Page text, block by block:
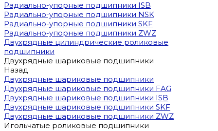
Радиально-упорные подшипники ISB
Радиально-упорные подшипники NSK
Радиально-упорные подшипники SKF
Радиально-упорные подшипники ZWZ
Двухрядные цилиндрические роликовые
подшипники
Двухрядные шариковые подшипники
Назад
Двухрядные шариковые подшипники
Двухрядные шариковые подшипники FAG
Двухрядные шариковые подшипники ISB
Двухрядные шариковые подшипники SKF
Двухрядные шариковые подшипники ZWZ
Игольчатые роликовые подшипники